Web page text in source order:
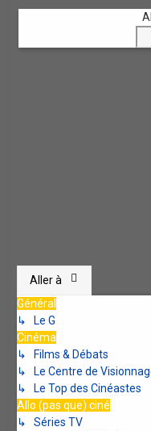
Aller à
Général
↳ Le G
Cinéma
↳ Films & Débats
↳ Le Centre de
↳ Le Top des Cinéastes
Allo (pas que) ciné
↳ Séries TV